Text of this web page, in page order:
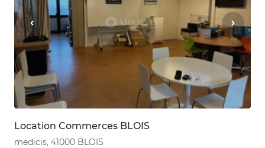
Location Commerces BLOIS
medicis, 41000 BLOIS